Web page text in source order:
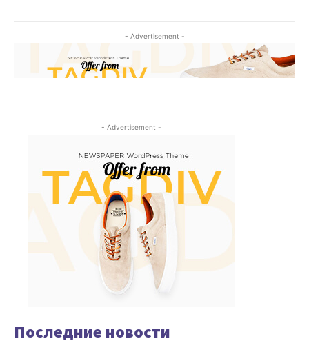
- Advertisement -
- Advertisement -
Последние новости